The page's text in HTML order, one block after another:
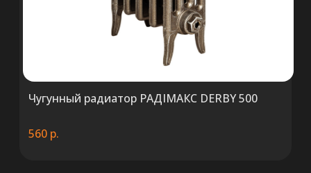
Чугунный радиатор РАДIМАКС DERBY 500
560 р.